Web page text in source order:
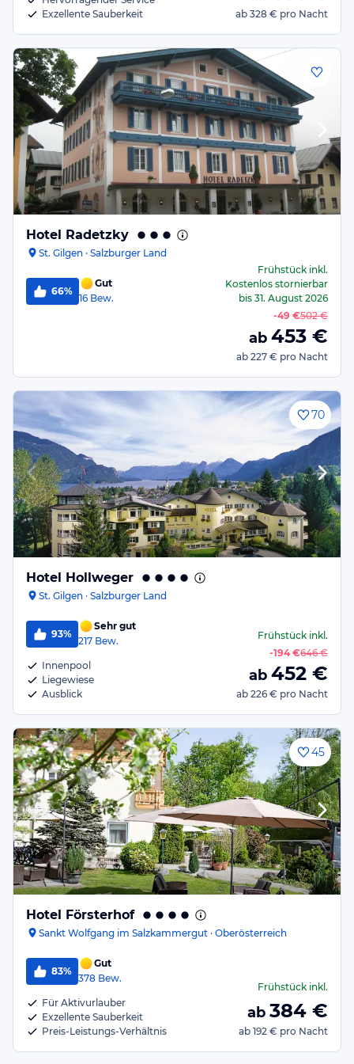
Exzellente Sauberkeit
ab 328 € pro Nacht
Hotel Radetzky
St. Gilgen · Salzburger Land
66%
Gut
16 Bew.
Frühstückinkl.
Kostenlos stornierbar
bis 31. August 2026
-49 €502 €
ab 453 €
ab 227 € pro Nacht
70
Hotel Hollweger
St. Gilgen · Salzburger Land
93%
Sehr gut
217 Bew.
Innenpool
Liegewiese
Ausblick
Frühstückinkl.
-194 €646 €
ab 452 €
ab 226 € pro Nacht
45
Hotel Försterhof
Sankt Wolfgang im Salzkammergut · Oberösterreich
83%
Gut
378 Bew.
Für Aktivurlauber
Exzellente Sauberkeit
Preis-Leistungs-Verhältnis
Frühstückinkl.
ab 384 €
ab 192 € pro Nacht